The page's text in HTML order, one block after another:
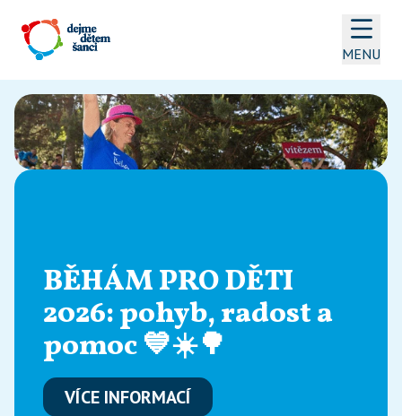
MENU
BĚHÁM PRO DĚTI
2026: pohyb, radost a
pomoc 💙☀️🌳
VÍCE INFORMACÍ